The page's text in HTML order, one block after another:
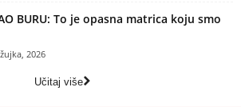
BURU: To je opasna matrica koju smo
2026
Učitaj više